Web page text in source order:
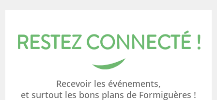
RESTEZ CONNECTÉ !
Recevoir les événements,
et surtout les bons plans de Formiguères !